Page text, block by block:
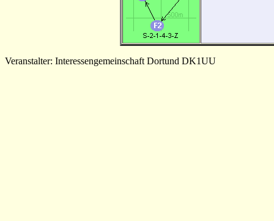
Veranstalter: Interessengemeinschaft Dortund DK1UU